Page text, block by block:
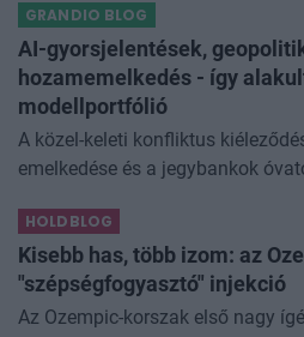
kapcsolódó adóintézkedésekről, v
GRANDIO BLOG
AI-gyorsjelentések,
hozamemelkedés - így
modellportfólió
A közel-keleti konfliktus
emelkedése és a jegybankok
miközben a jelentő
HOLDBLOG
Kisebb has, több izom: az
"szépségfogyasztó" injekció
Az Ozempic-korszak első nagy